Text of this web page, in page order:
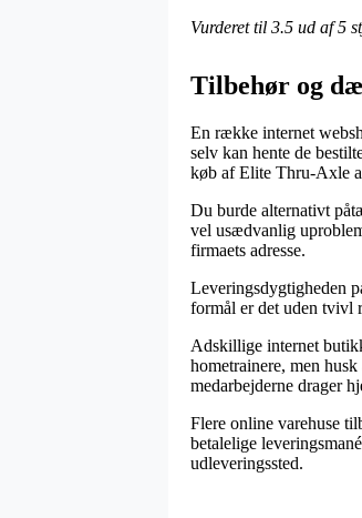
Vurderet til 3.5 ud af 5
Tilbehør og
En række internet
selv kan hente de
køb af Elite Thru-Axle
Du burde alternativt
vel usædvanlig
firmaets adresse.
Leveringsdygtigheden
formål er det uden tvivl
Adskillige internet
hometrainere, men
medarbejderne drager
Flere online varehuse
betalelige
udleveringssted.